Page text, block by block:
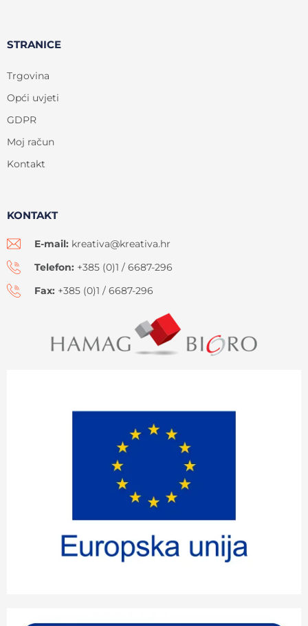
STRANICE
Trgovina
Opći uvjeti
GDPR
Moj račun
Kontakt
KONTAKT
E-mail: kreativa@kreativa.hr
Telefon: +385 (0)1 / 6687-296
Fax: +385 (0)1 / 6687-296